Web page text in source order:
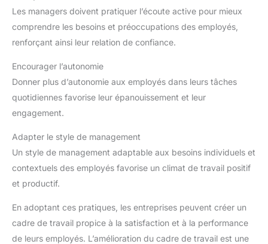
Les managers doivent pratiquer l’écoute active pour mieux
comprendre les besoins et préoccupations des employés,
renforçant ainsi leur relation de confiance.
Encourager l’autonomie
Donner plus d’autonomie aux employés dans leurs tâches
quotidiennes favorise leur épanouissement et leur
engagement.
Adapter le style de management
Un style de management adaptable aux besoins individuels et
contextuels des employés favorise un climat de travail positif
et productif.
En adoptant ces pratiques, les entreprises peuvent créer un
cadre de travail propice à la satisfaction et à la performance
de leurs employés. L’amélioration du cadre de travail est une